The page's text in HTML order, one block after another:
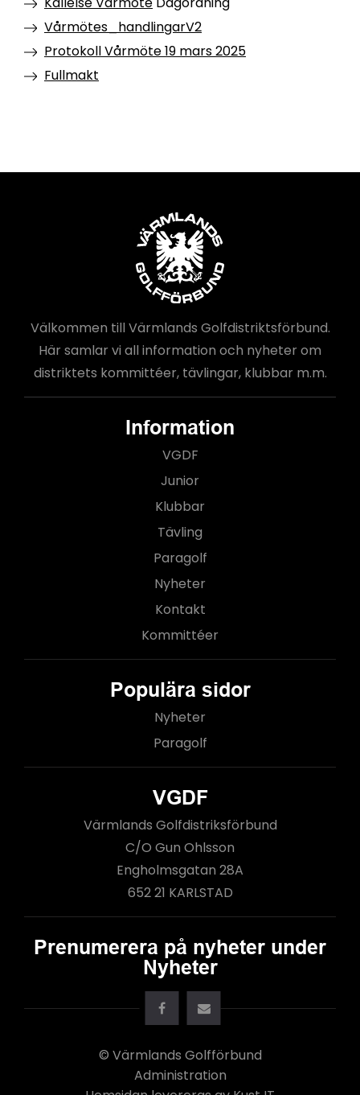
Vårmötes_handlingarV2
Protokoll Vårmöte 19 mars 2025
Fullmakt
Välkommen till Värmlands Golfdistriktsförbund.
Här samlar vi all information och nyheter om
distriktets kommittéer, tävlingar, klubbar m.m.
Information
VGDF
Junior
Klubbar
Tävling
Paragolf
Nyheter
Kontakt
Kommittéer
Populära sidor
Nyheter
Paragolf
VGDF
Värmlands Golfdistriksförbund
C/O Gun Ohlsson
Engholmsgatan 28A
652 21 KARLSTAD
Prenumerera på nyheter under
Nyheter
© Värmlands Golfförbund
Administration